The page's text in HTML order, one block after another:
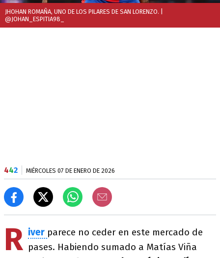
JHOHAN ROMAÑA, UNO DE LOS PILARES DE SAN LORENZO.
@JOHAN_ESPITIA98_
442 MIÉRCOLES 07 DE ENERO DE 2026
R iver parece no ceder en este mercado de
pases. Habiendo sumado a Matías Viña